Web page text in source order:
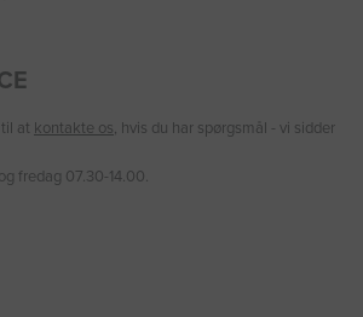
at kontakte os, hvis du har spørgsmål - vi sidder
fredag 07.30-14.00.